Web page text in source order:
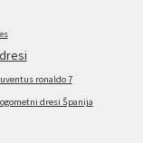
ronaldo 7
dresi Španija